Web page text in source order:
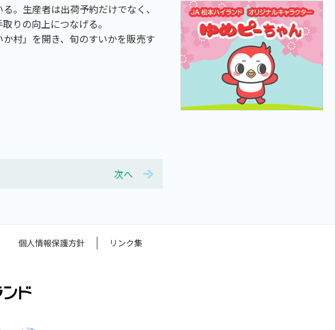
。生産者は出荷予約だけでなく、
りの向上につなげる。
村」を開き、旬のすいかを販売す
次へ
個人情報保護方針 リンク集